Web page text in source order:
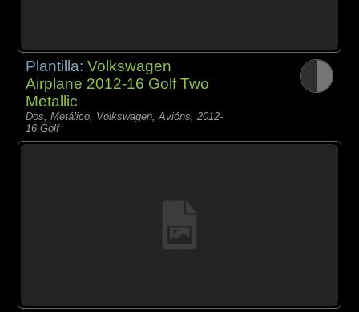
Plantilla:Volkswagen
Airplane 2012-16 Golf Two
Metallic
Dos, Metálico, Volkswagen, Avións, 2012-
16 Golf